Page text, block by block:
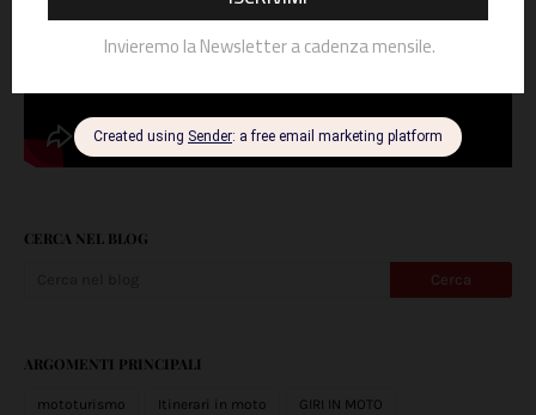
CERCA NEL BLOG
ARGOMENTI PRINCIPALI
mototurismo Itinerari in moto GIRI IN MOTO